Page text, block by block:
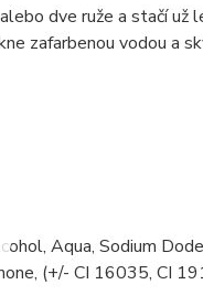
dve ruže a stačí
zafarbenou vodou a
Aqua, Sodium
(+/- CI 16035, CI